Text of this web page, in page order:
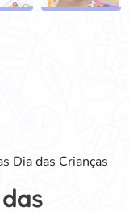
Dia das Crianças